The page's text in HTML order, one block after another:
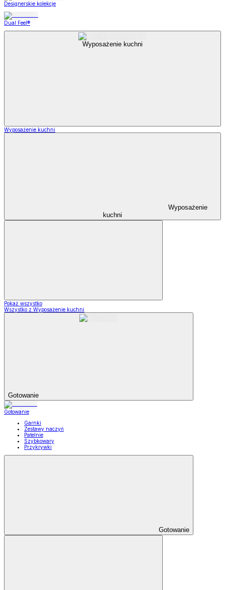
Designerskie kolekcje
Dual Feel®
Wyposażenie kuchni
Wyposażenie kuchni
Wyposażenie
kuchni
Pokaż wszystko
Wszystko z Wyposażenie kuchni
Gotowanie
Gotowanie
Garnki
Zestawy naczyń
Patelnie
Szybkowary
Przykrywki
Gotowanie